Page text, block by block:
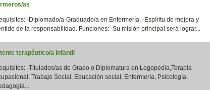
as
-Diplomado/a-Graduado/a en Enfermería. -Espíritu de mejora y
de la responsabilidad. Funciones: -Su misión principal será lograr...
terapéutico/a infantil
-Titulados/as de Grado o Diplomatura en Logopedia,Terapia
Trabajo Social, Educación social, Enfermería, Psicología,